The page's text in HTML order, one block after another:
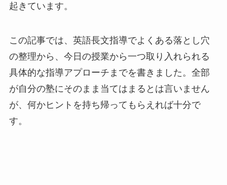
起きています。
この記事では、英語長文指導でよくある落とし穴
の整理から、今日の授業から一つ取り入れられる
具体的な指導アプローチまでを書きました。全部
が自分の塾にそのまま当てはまるとは言いません
が、何かヒントを持ち帰ってもらえれば十分で
す。